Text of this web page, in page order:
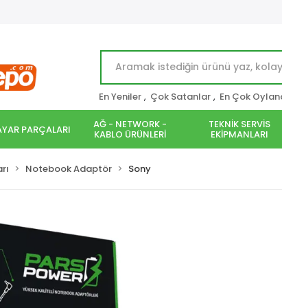
En Yeniler , Çok Satanlar , En Çok
PARÇALARI AĞ - NETWORK -
KABLO ÜRÜNLERİ
TEKNİK SERVİS
EKİPMANLARI
Notebook Adaptör Sony